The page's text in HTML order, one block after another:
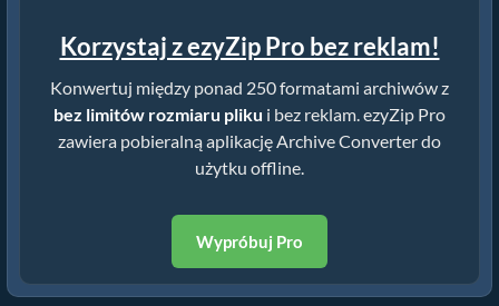
Korzystaj z ezyZip Pro bez reklam!
Konwertuj między ponad 250 formatami archiwów z
bez limitów rozmiaru pliku i bez reklam. ezyZip Pro
zawiera pobieralną aplikację Archive Converter do
użytku offline.
Wypróbuj Pro